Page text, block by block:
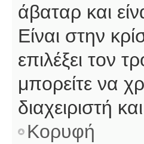
άβαταρ και
Είναι στην
επιλέξει τον
μπορείτε να
διαχειριστή
Κορυφή